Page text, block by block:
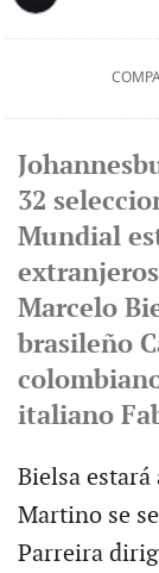
32
Mundial
Marcelo
brasileño
italiano
Bielsa
Martino se
Parreira